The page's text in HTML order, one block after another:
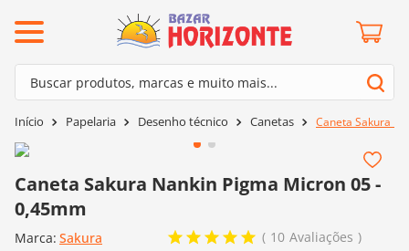
Buscar produtos, marcas e muito mais...
Papelaria Desenho técnico Canetas Caneta Sakura
Caneta Sakura Nankin Pigma Micron 05 -
0,45mm
Marca: Sakura 10 Avaliações
Termos mais buscados
3º kit amigurumi
4º agulha crochê
mais buscados
barroco
mollet
kit amigurumi
agulha crochê
fio amigurumi